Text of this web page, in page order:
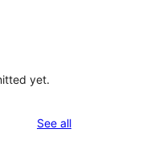
yet.
See allreviews